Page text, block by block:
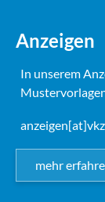
Anzeigen
In unserem
mehr